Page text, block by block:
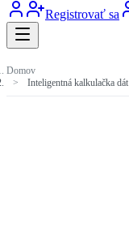
Registrovať sa
Domov
Inteligentná kalkulačka dát